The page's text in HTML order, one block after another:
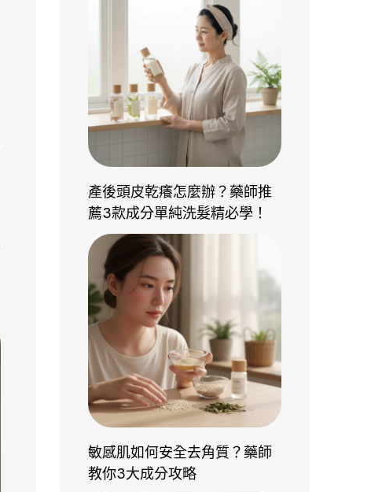
產後頭皮乾癢怎麼辦？藥師推
薦3款成分單純洗髮精必學！
敏感肌如何安全去角質？藥師
教你3大成分攻略